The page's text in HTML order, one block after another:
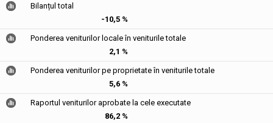
Bilanțul total
-10,5 %
Ponderea veniturilor locale în veniturile totale
2,1 %
Ponderea veniturilor pe proprietate în veniturile totale
5,6 %
Raportul veniturilor aprobate la cele executate
86,2 %